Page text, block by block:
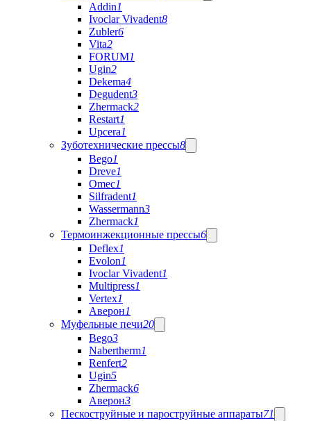
Addin1
Ivoclar Vivadent8
Zubler6
Vita2
FORUM1
Ugin2
Dekema4
Degudent3
Zhermack2
Restart1
Upcera1
Зуботехнические прессы8
Bego1
Dreve1
Omec1
Silfradent1
Wassermann3
Zhermack1
Термоинжекционные прессы6
Deflex1
Evolon1
Ivoclar Vivadent1
Multipress1
Vertex1
Аверон1
Муфельные печи20
Bego3
Nabertherm1
Renfert2
Ugin5
Zhermack6
Аверон3
Пескоструйные и пароструйные аппараты71